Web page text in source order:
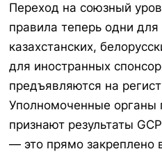
Переход на союзный
правила теперь одни для
казахстанских,
для иностранных
предъявляются на
Уполномоченные органы
признают результаты
— это прямо